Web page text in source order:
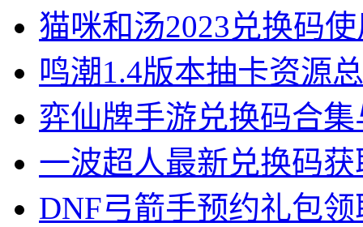
猫咪和汤2023兑换码
鸣潮1.4版本抽卡资源
弈仙牌手游兑换码合
一波超人最新兑换码
DNF弓箭手预约礼包